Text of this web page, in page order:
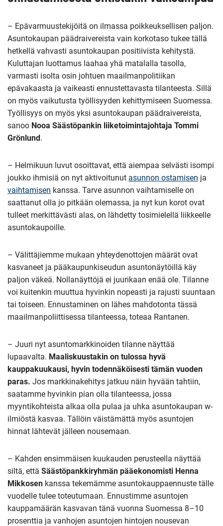
– Epävarmuustekijöitä on ilmassa poikkeuksellisen paljon.
Asuntokaupan päädraivereista vain korkotaso tukee tällä
hetkellä vahvasti asuntokaupan positiivista kehitystä.
Kuluttajan luottamus laahaa yhä matalalla tasolla,
varmasti isolta osin johtuen maailmanpolitiikan
epävakaasta ja vaikeasti ennustettavasta tilanteesta. Sillä
on myös vaikutusta työllisyyden kehittymiseen Suomessa.
Työllisyys on myös yksi asuntokaupan päädraivereista,
sanoo Nooa Säästöpankin liiketoimintajohtaja Tommi
Grönlund.
– Helmikuun luvut osoittavat, että aiempaa selvästi isompi
joukko ihmisiä on nyt aktivoitunut asunnon ostamisen ja
vaihtamisen kanssa. Tarve asunnon vaihtamiselle on
saattanut olla jo pitkään olemassa, ja nyt kun korot ovat
tulleet merkittävästi alas, on lähdetty tosimielellä liikkeelle
asuntokaupoille.
– Välittäjiemme mukaan yhteydenottojen määrät ovat
kasvaneet ja pääkaupunkiseudun asuntonäytöillä käy
paljon väkeä. Nollanäyttöjä ei juurikaan enää ole. Tilanne
voi kuitenkin muuttua hyvinkin nopeasti ja rajusti suuntaan
tai toiseen. Ennustaminen on lähes mahdotonta tässä
maailmanpoliittisessa tilanteessa, toteaa Rantanen.
– Juuri nyt asuntomarkkinoiden tilanne näyttää
lupaavalta. Maaliskuustakin on tulossa hyvä
kauppakuukausi, hyvin todennäköisesti tämän vuoden
paras. Jos markkinakehitys jatkuu näin hyvään tahtiin,
saatamme hyvinkin pian olla tilanteessa, jossa
myyntikohteista alkaa olla pulaa ja uhka asuntokaupan w-
ilmiöstä kasvaa. Tällöin väistämättä myös asuntojen
hinnat lähtevät jälleen nousemaan.
– Kahden ensimmäisen kuukauden perusteella näyttää
siltä, että Säästöpankkiryhmän pääekonomisti Henna
Mikkosen kanssa tekemämme asuntokauppaennuste tälle
vuodelle tulee toteutumaan. Ennustimme asuntojen
kauppamäärän kasvavan tänä vuonna Suomessa 8–10
prosenttia ja vanhojen asuntojen hintojen nousevan